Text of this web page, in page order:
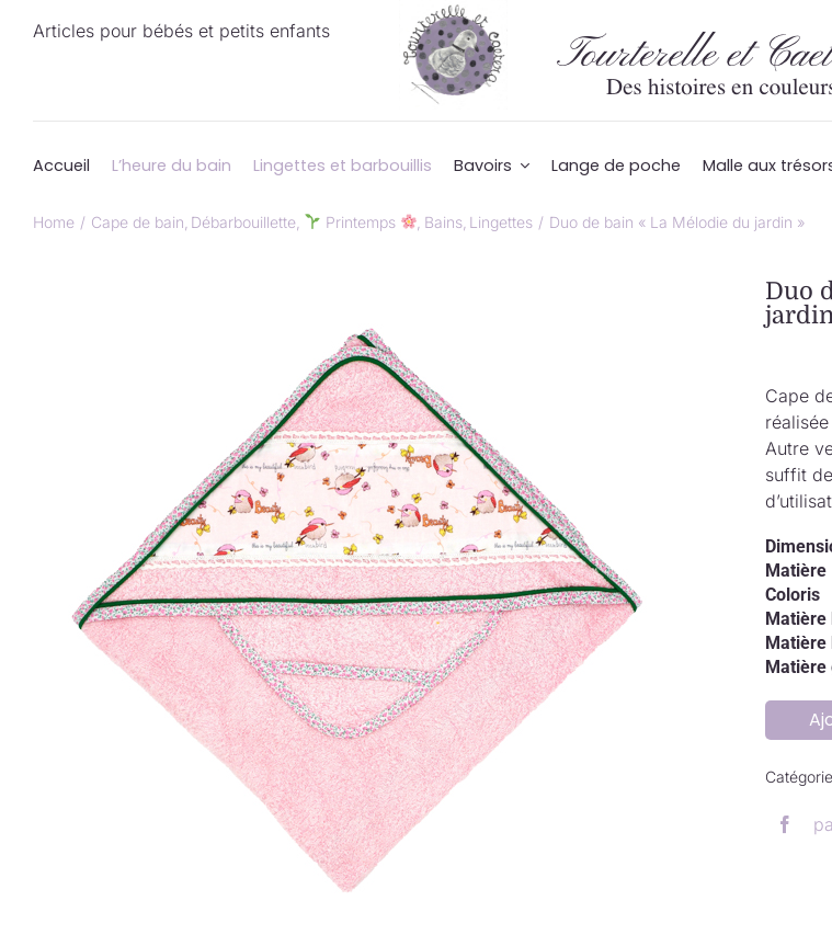
Articles pour bébés et petits enfants
Accueil L’heure du bain Lingettes et barbouillis Bavoirs Lange de poche Malle aux
Home Cape de bain Débarbouillette Printemps Bains Lingettes Duo de bain « La Mélodie du jardin »
Duo
Cape
Autre
suffit
Matière
Coloris
Matière
Matière
Matière